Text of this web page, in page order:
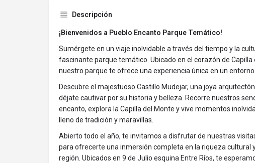
Descripción
¡Bienvenidos a Pueblo Encanto Parque Temático!
Sumérgete en un viaje inolvidable a través del tiempo y la
fascinante parque temático. Ubicado en el corazón de Capilla
nuestro parque te ofrece una experiencia única en un
Descubre el majestuoso Castillo Mudejar, una joya
déjate cautivar por su historia y belleza. Recorre nuestros
encanto, explora la Capilla del Monte y vive momentos
lleno de tradición y maravillas.
Abierto todo el año, te invitamos a disfrutar de nuestras
para ofrecerte una inmersión completa en la riqueza cultural
región. Ubicados en 9 de Julio esquina Entre Ríos, te